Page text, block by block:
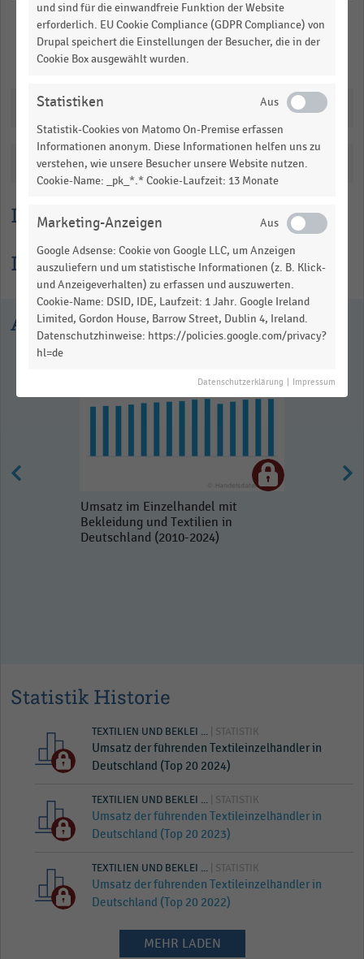
Lesehilfe
Informationen zur Statistik
Merken
Katalogisierung
Ausgewählte Statistiken
Umsatz im Einzelhandel mit
Bekleidung und Textilien in
Deutschland (2010-2024)
Statistik Historie
TEXTILIEN UND BEKLEI ... | STATISTIK
Umsatz der führenden Textileinzelhändler in
Deutschland (Top 20 2024)
TEXTILIEN UND BEKLEI ... | STATISTIK
Umsatz der führenden Textileinzelhändler in
Deutschland (Top 20 2023)
TEXTILIEN UND BEKLEI ... | STATISTIK
Umsatz der führenden Textileinzelhändler in
Deutschland (Top 20 2022)
MEHR LADEN
und sind für die einwandfreie Funktion der Website
erforderlich. EU Cookie Compliance (GDPR Compliance) von
Drupal speichert die Einstellungen der Besucher, die in der
Cookie Box ausgewählt wurden.
Statistiken
Statistik-Cookies von Matomo On-Premise erfassen
Informationen anonym. Diese Informationen helfen uns zu
verstehen, wie unsere Besucher unsere Website nutzen.
Cookie-Name: _pk_*.* Cookie-Laufzeit: 13 Monate
Marketing-Anzeigen
Google Adsense: Cookie von Google LLC, um Anzeigen
auszuliefern und um statistische Informationen (z. B. Klick-
und Anzeigeverhalten) zu erfassen und auszuwerten.
Cookie-Name: DSID, IDE, Laufzeit: 1 Jahr. Google Ireland
Limited, Gordon House, Barrow Street, Dublin 4, Ireland.
Datenschutzhinweise: https://policies.google.com/privacy?
hl=de
Datenschutzerklärung Impressum